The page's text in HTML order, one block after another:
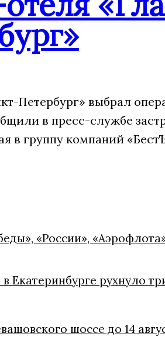
Петербург» выбрал
в пресс-службе
в группу компаний
«России»,
Екатеринбурге рухнуло
шоссе до 14